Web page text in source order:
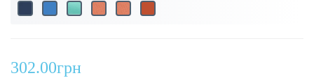
302.00грн